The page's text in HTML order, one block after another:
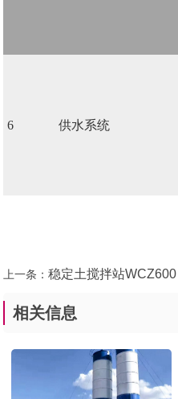
6 供水系统
上一条：稳定土搅拌站WCZ600
相关信息